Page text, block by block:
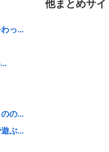
他まとめサ
っ...
の...
ぶ...